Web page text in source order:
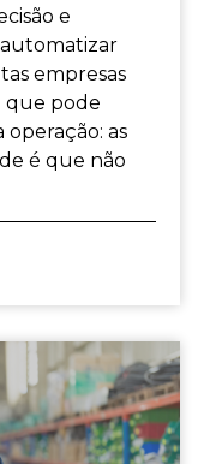
e
empresas
que pode
as
é que não